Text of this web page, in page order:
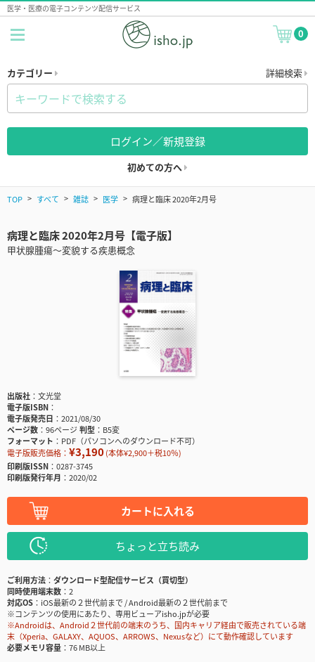
医学・医療の電子コンテンツ配信サービス
0
カテゴリー 詳細検索
ログイン／新規登録
初めての方へ
TOP すべて 雑誌 医学 病理と臨床 2020年2月号
病理と臨床 2020年2月号【電子版】
甲状腺腫瘍～変貌する疾患概念
出版社
文光堂
電子版ISBN
電子版発売日
2021/08/30
ページ数
96ページ判型
B5変
フォーマット
PDF（パソコンへのダウンロード不可）
電子版販売価格： ¥3,190(本体¥2,900＋税10％)
印刷版ISSN
0287-3745
印刷版発行年月
2020/02
カートに入れる
ちょっと立ち読み
ご利用方法
ダウンロード型配信サービス（買切型）
同時使用端末数
2
対応OS
iOS最新の２世代前まで / Android最新の２世代前まで
※コンテンツの使用にあたり、専用ビューアisho.jpが必要
※Androidは、Android２世代前の端末のうち、国内キャリア経由で販売されている端
末（Xperia、GALAXY、AQUOS、ARROWS、Nexusなど）にて動作確認しています
必要メモリ容量
76 MB以上